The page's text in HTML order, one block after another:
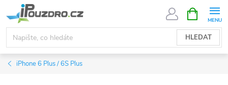
na
obsah
HLEDAT
NÁKUPNÍ
KOŠÍK
iPhone 6 Plus / 6S Plus